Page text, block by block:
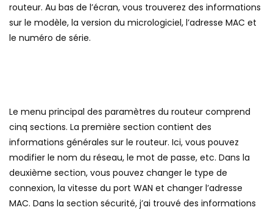
routeur. Au bas de l’écran, vous trouverez des informations
sur le modèle, la version du micrologiciel, l’adresse MAC et
le numéro de série.
Le menu principal des paramètres du routeur comprend
cinq sections. La première section contient des
informations générales sur le routeur. Ici, vous pouvez
modifier le nom du réseau, le mot de passe, etc. Dans la
deuxième section, vous pouvez changer le type de
connexion, la vitesse du port WAN et changer l’adresse
MAC. Dans la section sécurité, j’ai trouvé des informations